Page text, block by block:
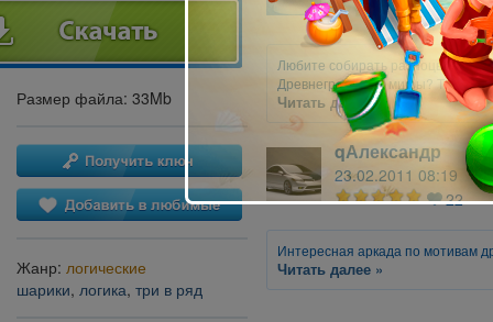
Размер файла: 33Mb
Жанр: логические
шарики, логика, три в ряд
30
Любите собирать разноцветные
Древнегреческие мифы? Тогда
Читать далее »
qАлександр
23.02.2011 08:19
22
Интересная аркада по мотивам
Читать далее »